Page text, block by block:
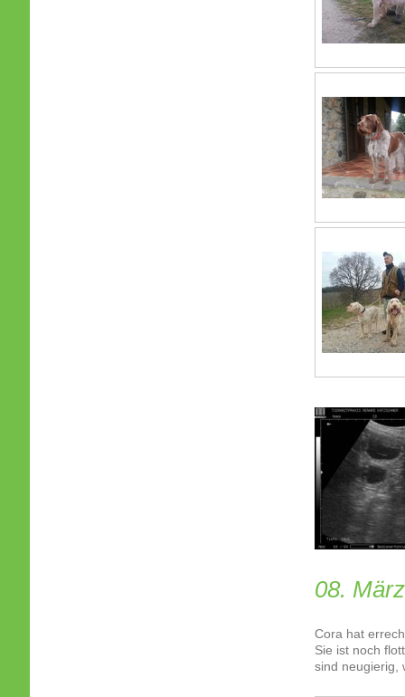
08.
Cora hat
Sie ist noch
sind neugierig,